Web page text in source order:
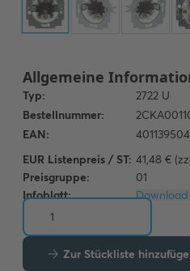
EUR Listenpreis / ST: 41,48 €
Preisgruppe:
01
Infoblatt:
Zur Stückliste